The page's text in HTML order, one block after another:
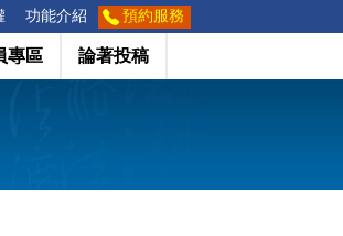
功能介紹 預約服務
專區 論著投稿